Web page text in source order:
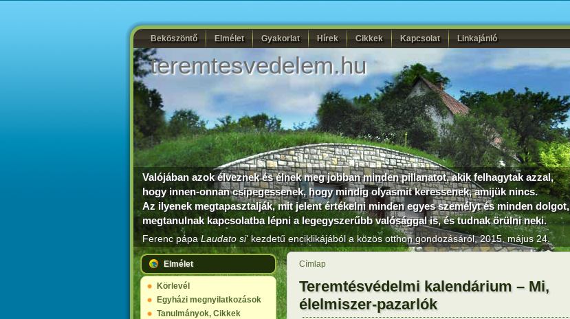
Beköszöntő Elmélet Gyakorlat Hírek Cikkek Kapcsolat Linkajánló
teremtesvedelem.hu
Valójában azok élveznek és élnek meg jobban minden pillanatot, akik felhagytak azzal,
hogy innen-onnan csipegessenek, hogy mindig olyasmit keressenek, amijük nincs.
Az ilyenek megtapasztalják, mit jelent értékelni minden egyes személyt és minden dolgot,
megtanulnak kapcsolatba lépni a legegyszerűbb valósággal is, és tudnak örülni neki.
Ferenc pápaLaudato si'kezdetű enciklikájából a közös otthon gondozásáról, 2015. május 24.
Elmélet
Körlevél
Egyházi megnyilatkozások
Tanulmányok, Cikkek
Címlap
Teremtésvédelmi kalendárium – Mi,
élelmiszer-pazarlók